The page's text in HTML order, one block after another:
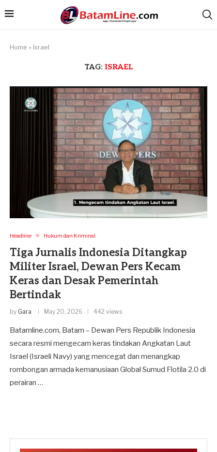
Home » Israel
TAG: ISRAEL
Headline Hukum dan Kriminal
Tiga Jurnalis Indonesia Ditangkap
Militer Israel, Dewan Pers Kecam
Keras dan Desak Pemerintah
Bertindak
by Gara May 20, 2026 442 views
Batamline.com, Batam – Dewan Pers Republik Indonesia
secara resmi mengecam keras tindakan Angkatan Laut
Israel (Israeli Navy) yang mencegat dan menangkap
rombongan armada kemanusiaan Global Sumud Flotila 2.0 di
perairan …